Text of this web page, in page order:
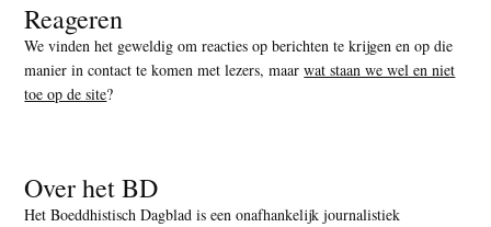
Reageren
We vinden het geweldig om reacties op berichten te krijgen en op die
manier in contact te komen met lezers, maarwat staan we wel en niet
toe op de site?
Over het BD
Het Boeddhistisch Dagblad is een onafhankelijk journalistiek